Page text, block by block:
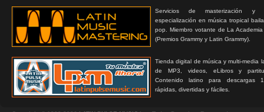
Servicios de masterización y
especialización en música tropical
pop. Miembro votante de La
(Premios Grammy y Latin Grammy).
Tienda digital de música y multi-media
de MP3, videos, eLibros y
Contenido latino para descargas
rápidas, divertidas y fáciles.